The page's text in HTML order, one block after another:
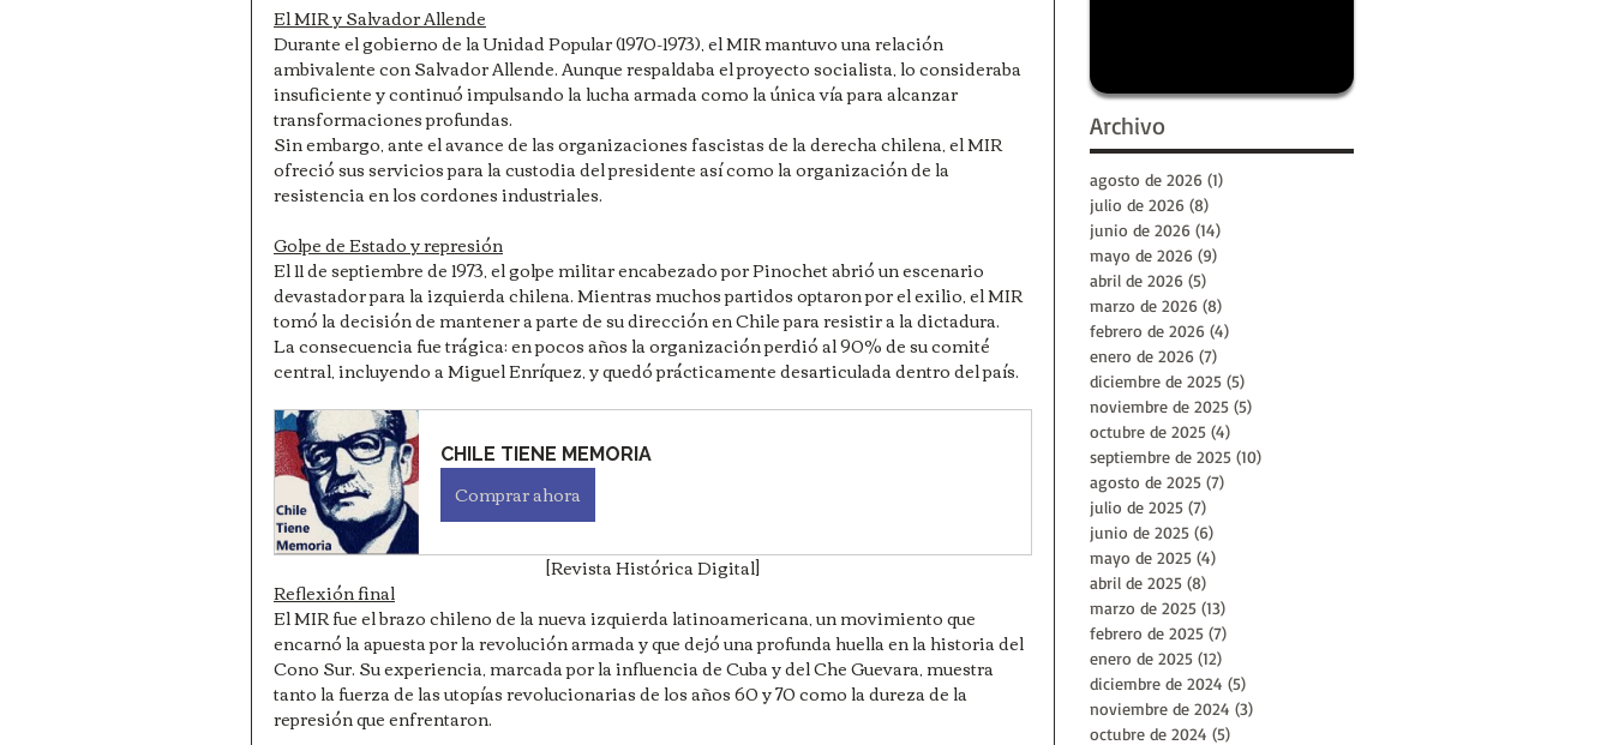
El MIR y Salvador Allende
Durante el gobierno de la Unidad Popular (1970-1973), el MIR mantuvo una relación
ambivalente con Salvador Allende. Aunque respaldaba el proyecto socialista, lo consideraba
insuficiente y continuó impulsando la lucha armada como la única vía para alcanzar
transformaciones profundas.
Sin embargo, ante el avance de las organizaciones fascistas de la derecha chilena, el MIR
ofreció sus servicios para la custodia del presidente así como la organización de la
resistencia en los cordones industriales.
Golpe de Estado y represión
El 11 de septiembre de 1973, el golpe militar encabezado por Pinochet abrió un escenario
devastador para la izquierda chilena. Mientras muchos partidos optaron por el exilio, el MIR
tomó la decisión de mantener a parte de su dirección en Chile para resistir a la dictadura.
La consecuencia fue trágica: en pocos años la organización perdió al 90% de su comité
central, incluyendo a Miguel Enríquez, y quedó prácticamente desarticulada dentro del país.
CHILE TIENE MEMORIA
Comprar ahora
[Revista Histórica Digital]
Reflexión final
El MIR fue el brazo chileno de la nueva izquierda latinoamericana, un movimiento que
encarnó la apuesta por la revolución armada y que dejó una profunda huella en la historia del
Cono Sur. Su experiencia, marcada por la influencia de Cuba y del Che Guevara, muestra
tanto la fuerza de las utopías revolucionarias de los años 60 y 70 como la dureza de la
represión que enfrentaron.
Archivo
agosto de 2026 (1)
julio de 2026 (8)
junio de 2026 (14)
mayo de 2026 (9)
abril de 2026 (5)
marzo de 2026 (8)
febrero de 2026 (4)
enero de 2026 (7)
diciembre de 2025 (5)
noviembre de 2025 (5)
octubre de 2025 (4)
septiembre de 2025 (10)
agosto de 2025 (7)
julio de 2025 (7)
junio de 2025 (6)
mayo de 2025 (4)
abril de 2025 (8)
marzo de 2025 (13)
febrero de 2025 (7)
enero de 2025 (12)
diciembre de 2024 (5)
noviembre de 2024 (3)
octubre de 2024 (5)